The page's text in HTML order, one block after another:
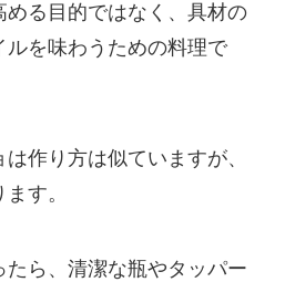
める目的ではなく、具材の
ルを味わうための料理で
作り方は似ていますが、
す。
ら、清潔な瓶やタッパー